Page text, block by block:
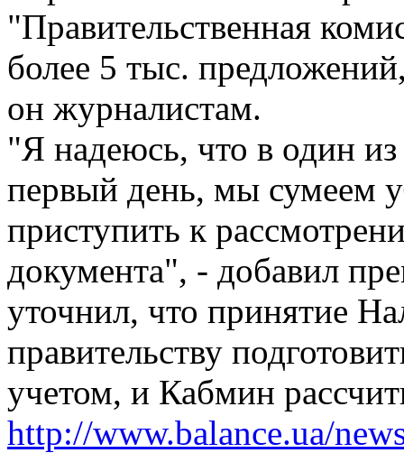
"Правительственная
более 5 тыс.
он журналистам.
"Я надеюсь, что в один
первый день, мы сумеем
приступить к
документа", - добавил
уточнил, что принятие
правительству
учетом, и Кабмин
http://www.balance.ua/